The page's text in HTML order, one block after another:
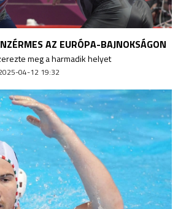
AZ EURÓPA-BAJNOKSÁGON
meg a harmadik helyet
04-12 19:32